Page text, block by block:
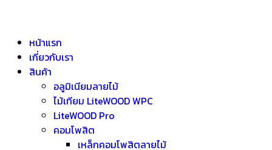
หน้าแรก
เกี่ยวกับเรา
สินค้า
อลูมิเนียมลายไม้
ไม้เทียม LiteWOOD WPC
LiteWOOD Pro
คอมโพสิต
เหล็กคอมโพสิตลายไม้